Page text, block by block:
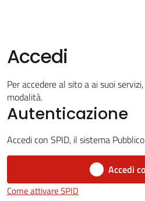
Casalfiumanese
Accedi
Per accedere al sito a ai suoi
modalità.
Autenticazione
Accedi con SPID, il sistema
Accedi
Come attivare SPID